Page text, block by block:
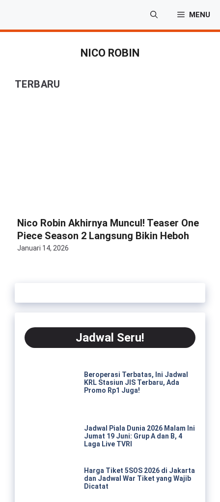
isi
MENU
NICO ROBIN
TERBARU
Nico Robin Akhirnya Muncul! Teaser One
Piece Season 2 Langsung Bikin Heboh
Januari 14, 2026
Jadwal Seru!
Beroperasi Terbatas, Ini Jadwal
KRL Stasiun JIS Terbaru, Ada
Promo Rp1 Juga!
Jadwal Piala Dunia 2026 Malam Ini
Jumat 19 Juni: Grup A dan B, 4
Laga Live TVRI
Harga Tiket 5SOS 2026 di Jakarta
dan Jadwal War Tiket yang Wajib
Dicatat